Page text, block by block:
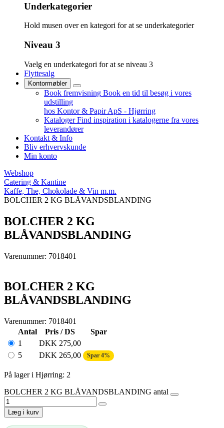
Underkategorier
Hold musen over en kategori for at se underkategorier
Niveau 3
Vaelg en underkategori for at se niveau 3
Flyttesalg
Kontormøbler
Book fremvisning Book en tid til besøg i vores
udstilling
hos Kontor & Papir ApS - Hjørring
Kataloger Find inspiration i katalogerne fra vores
leverandører
Kontakt & Info
Bliv erhvervskunde
Min konto
Webshop
Catering & Kantine
Kaffe, The, Chokolade & Vin m.m.
BOLCHER 2 KG BLÅVANDSBLANDING
BOLCHER 2 KG
BLÅVANDSBLANDING
Varenummer: 7018401
BOLCHER 2 KG
BLÅVANDSBLANDING
Varenummer: 7018401
Antal
Pris / DS
Spar
1
DKK 275,00
5
DKK 265,00 Spar 4%
På lager i Hjørring: 2
BOLCHER 2 KG BLÅVANDSBLANDING antal
Læg i kurv